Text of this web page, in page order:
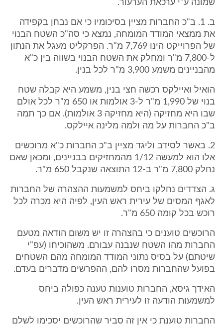
שמונה ע"י ערכאת הערעור.
ב. 1. ב"כ החברות מציין בסיכומיו כי אם נבחן בקפידה
את ממצאי המודד המומחה, נמצא כי סה"כ השטח הבנוי
של הפרוייקט הינו 7,769 מ"ר. הפרקליט מעגל את הנתון
ל-7,800 מ"ר ומחלק את השטח הבנוי בשווה בין כ"א
מהבניינים משמע 3,900 מ"ר לכל בנין.
הואיל ואיילקס רכשה חצי בנין, משמע היא קבלה שטח
בנוי של 1,990 מ"ר ל-3 אולמות או 650 מ"ר לכל אולם
שבו היא מחזיקה (היא מחזיקה 3 אולמות). אם כך תמה
ב"כ החברות על מה ולמה מלינה איילקס.
2. באשר לסידב וליגד מציין ב"כ החברות כ"א מרוכשים
אלו הוא למעשה 1/12 מהמחזיקים בבניינים, ומכאן שאם
נחלק 7,800 מ"ר ב-12 התוצאה שנקבל 650 מ"ר.
ג. הצדדים נחלקו ביחס למשמעות ההצהרה של החברות
לאגף המסים של עירית ראש העין, לפיה היא מכרה לכל
רוכש בכל קומה 650 מ"ר.
הרוכשים טוענים כי בהצהרה זו יש משום הודאה מטעם
החברות מהו השטח שנבנה עבורם. משהוכיחו (עפ"י
שיטתם) על בסיס נתוני המודד המומחה מהם השטחים
בפועל שהחברות מסרו להם, ההפרשים מדברים בעדם.
האידך גיסא, החברות טוענות טענה כפולה ביחס
למשמעות הודעה זו לעירית ראש העין.
החברות טוענת כי אין זה סביר שהרוכשים יסכימו לשלם